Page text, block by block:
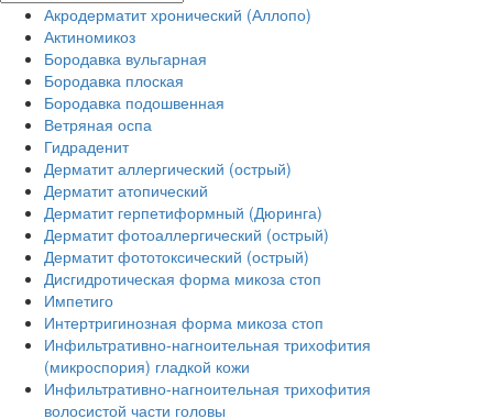
Акродерматит хронический (Аллопо)
Актиномикоз
Бородавка вульгарная
Бородавка плоская
Бородавка подошвенная
Ветряная оспа
Гидраденит
Дерматит аллергический (острый)
Дерматит атопический
Дерматит герпетиформный (Дюринга)
Дерматит фотоаллергический (острый)
Дерматит фототоксический (острый)
Дисгидротическая форма микоза стоп
Импетиго
Интертригинозная форма микоза стоп
Инфильтративно-нагноительная трихофития
(микроспория) гладкой кожи
Инфильтративно-нагноительная трихофития
волосистой части головы